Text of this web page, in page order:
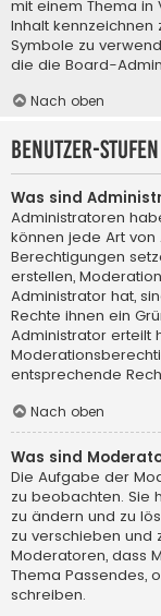
mit einem Thema in
Inhalt kennzeichnen
Symbole zu
die die Board-
Nach oben
Benutzer-
Was sind
Administratoren
können jede Art von
Berechtigungen
erstellen,
Administrator hat,
Rechte ihnen ein
Administrator erteilt
entsprechende
Nach oben
Was sind
Die Aufgabe der
zu beobachten. Sie
zu ändern und zu
zu verschieben und
Moderatoren, dass
Thema Passendes,
schreiben.